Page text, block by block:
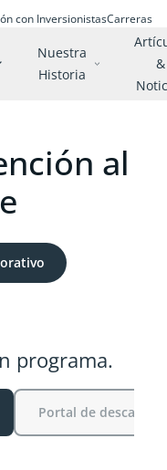
con InversionistasCarreras
Nuestra
Historia
&
al
programa.
Portal de descarga